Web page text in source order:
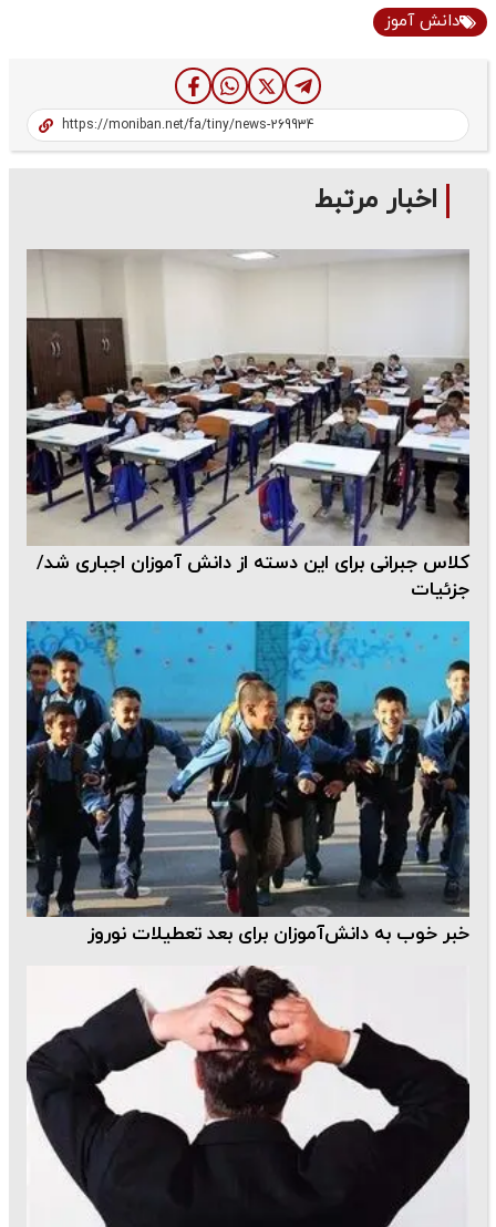
دانش آموز
اخبار مرتبط
کلاس جبرانی برای این دسته از دانش آموزان اجباری شد/
جزئیات
خبر خوب به دانش‌آموزان برای بعد تعطیلات نوروز